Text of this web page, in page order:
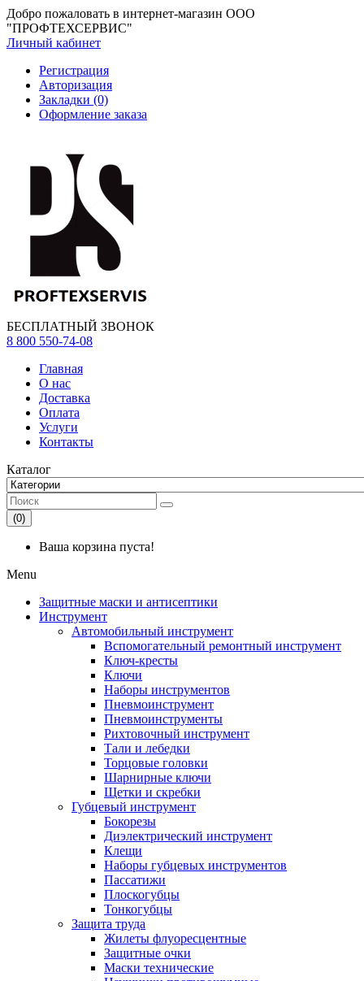
Добро пожаловать в интернет-магазин ООО
"ПРОФТЕХСЕРВИС"
Личный кабинет
Регистрация
Авторизация
Закладки (0)
Оформление заказа
БЕСПЛАТНЫЙ ЗВОНОК
8 800 550-74-08
Главная
О нас
Доставка
Оплата
Услуги
Контакты
Каталог
(0)
Ваша корзина пуста!
Menu
Защитные маски и антисептики
Инструмент
Автомобильный инструмент
Вспомогательный ремонтный инструмент
Ключ-кресты
Ключи
Наборы инструментов
Пневмоинструмент
Пневмоинструменты
Рихтовочный инструмент
Тали и лебедки
Торцовые головки
Шарнирные ключи
Щетки и скребки
Губцевый инструмент
Бокорезы
Диэлектрический инструмент
Клещи
Наборы губцевых инструментов
Пассатижи
Плоскогубцы
Тонкогубцы
Защита труда
Жилеты флуоресцентные
Защитные очки
Маски технические